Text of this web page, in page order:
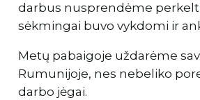
darbus nusprendėme
sėkmingai buvo vykdomi ir
Metų pabaigoje uždarėme
Rumunijoje, nes nebeliko
darbo jėgai.